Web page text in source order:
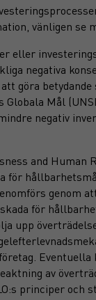
vänligen se
eller
negativa
göra
Mål
negativ
and
för
genom
för
upp
av
principer och